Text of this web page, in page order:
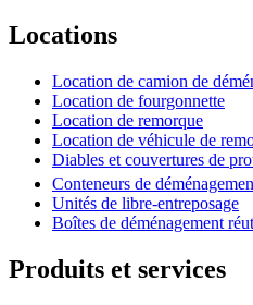
Locations
Location de camion de
Location de fourgonnette
Location de remorque
Location de véhicule de
Diables et couvertures de
Conteneurs de
Unités de libre-entreposage
Boîtes de déménagement
Produits et services